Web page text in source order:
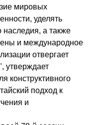
мировых
уделять
наследия, а также
и международное
отвергает
утверждает
конструктивного
подход к
и